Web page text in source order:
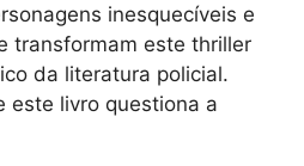
inesquecíveis e
transformam este thriller
da literatura policial.
este livro questiona a